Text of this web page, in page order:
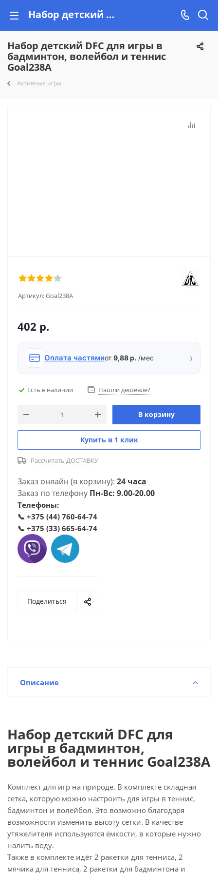
Набор детский DFC для игры в бадминтон, волейбол и теннис Goal238A купить недорого на Vishop!
Набор детский DFC для игры в
бадминтон, волейбол и теннис
Goal238A
Активные игры
Артикул:Goal238A
402 р.
Оплата частямиот 9,88 р. /мес ›
Есть в наличии Нашли дешевле?
В корзину
Купить в 1 клик
Рассчитать ДОСТАВКУ
Заказ онлайн (в корзину): 24 часа
Заказ по телефону Пн-Вс: 9.00-20.00
Телефоны:
📞 +375 (44) 760-64-74
📞 +375 (33) 665-64-74
Поделиться
Описание
Набор детский DFC для
игры в бадминтон,
волейбол и теннис Goal238A
Комплект для игр на природе. В комплекте складная
сетка, которую можно настроить для игры в теннис,
бадминтон и волейбол. Это возможно благодаря
возможности изменить высоту сетки. В качестве
утяжелителя используются ёмкости, в которые нужно
налить воду.
Также в комплекте идёт 2 ракетки для тенниса, 2
мячика для тенниса, 2 ракетки для бадминтона и